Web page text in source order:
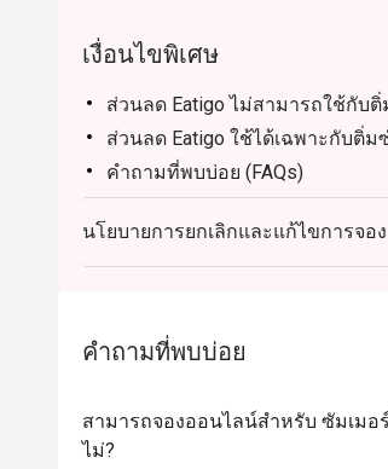
เงื่อนไขพิเศษ
ส่วนลด Eatigo ไม่สามารถใช้กับ
ส่วนลด Eatigo ใช้ได้เฉพาะกับติ่
คำถามที่พบบ่อย (FAQs)
Q: Summer Palace @
จีนกวางตุ้งและอาหารจีนสไตล์ฮ่
บุฟเฟต์ติ่มซำที่ปรุงอย่างพิถีพิถัน
Q: การแต่งกายเป็นอย่างไร? A: ก
Q: วิธีการเดินทางไป Summer
อินเตอร์คอนติเนนตัล กรุงเทพฯ ส
นโยบายการยกเลิกและแก้ไขการจอง
คำถามที่พบบ่อย
สามารถจองออนไลน์สำหรับ ซัมเมอ
ไม่?